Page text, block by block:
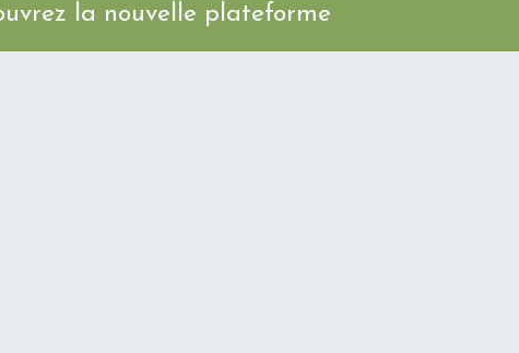
la nouvelle plateforme